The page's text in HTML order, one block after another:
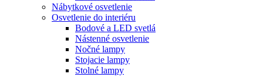
Nábytkové osvetlenie
Osvetlenie do interiéru
Bodové a LED svetlá
Nástenné osvetlenie
Nočné lampy
Stojacie lampy
Stolné lampy